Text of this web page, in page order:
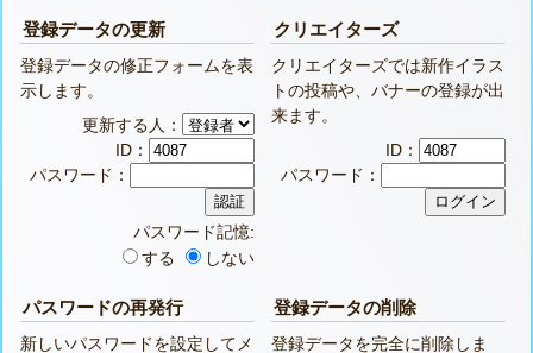
登録データの更新
登録データの修正フォームを表
示します。
更新する人：
ID：
パスワード：
パスワード記憶:
する
しない
クリエイターズ
クリエイターズでは新作イラス
トの投稿や、バナーの登録が出
来ます。
ID：
パスワード：
パスワードの再発行
新しいパスワードを設定してメ
登録データの削除
登録データを完全に削除しま